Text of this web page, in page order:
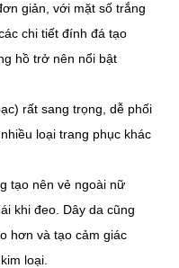
giản, với mặt số trắng
chi tiết đính đá tạo
hồ trở nên nổi bật
rất sang trọng, dễ phối
loại trang phục khác
tạo nên vẻ ngoài nữ
khi đeo. Dây da cũng
hơn và tạo cảm giác
loại.